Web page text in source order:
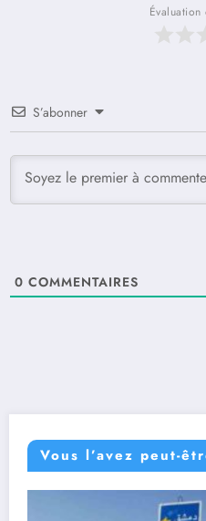
S’abonner
0 COMMENTAIRES
Vous l’avez peut-